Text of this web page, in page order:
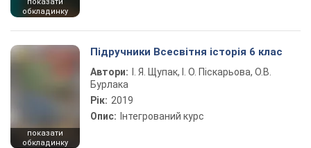
обкладинку
показати
обкладинку
Підручники Всесвітня історія 6 клас
Автори:
І. Я. Щупак, І. О. Піскарьова, О.В.
Бурлака
Рік: 2019
Опис: Інтегрований курс